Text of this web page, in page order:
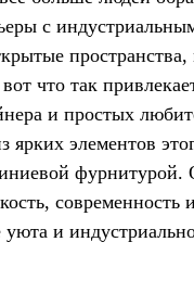
с
что так
и простых
элементов
фурнитурой.
современность
и